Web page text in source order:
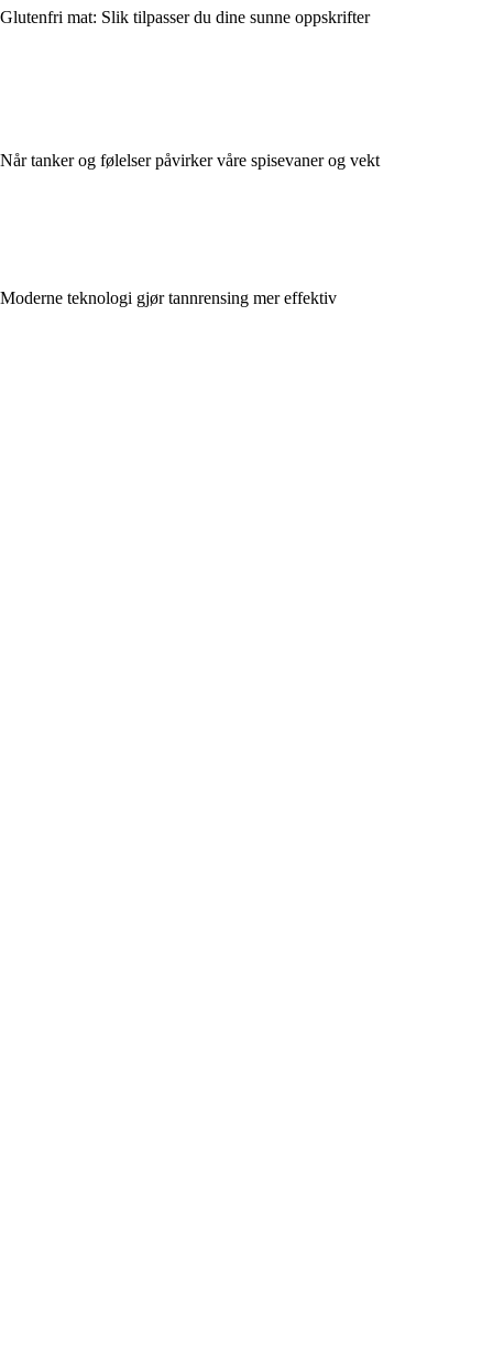
Glutenfri mat: Slik tilpasser du dine sunne oppskrifter
Når tanker og følelser påvirker våre spisevaner og vekt
Moderne teknologi gjør tannrensing mer effektiv